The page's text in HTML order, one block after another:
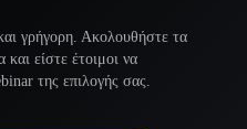
γρήγορη. Ακολουθήστε τα
είστε έτοιμοι να
της επιλογής σας.